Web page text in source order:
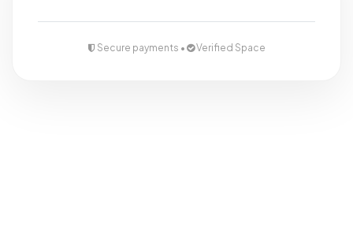
Secure payments • Verified Space